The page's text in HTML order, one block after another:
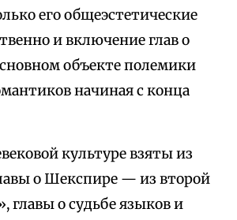
его общеэстетические
и включение глав о
объекте полемики
начиная с конца
культуре взяты из
о Шекспире — из второй
главы о судьбе языков и